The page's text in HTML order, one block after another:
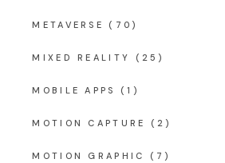
METAVERSE (70)
MIXED REALITY (25)
MOBILE APPS (1)
MOTION CAPTURE (2)
MOTION GRAPHIC (7)